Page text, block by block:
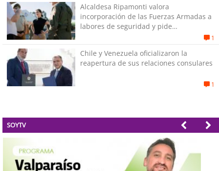
Alcaldesa Ripamonti valora
incorporación de las Fuerzas Armadas a
labores de seguridad y pide
1
Chile y Venezuela oficializaron la
reapertura de sus relaciones consulares
1
SOYTV